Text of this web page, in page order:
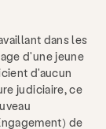
dans les
d'une jeune
d'aucun
judiciaire, ce
de